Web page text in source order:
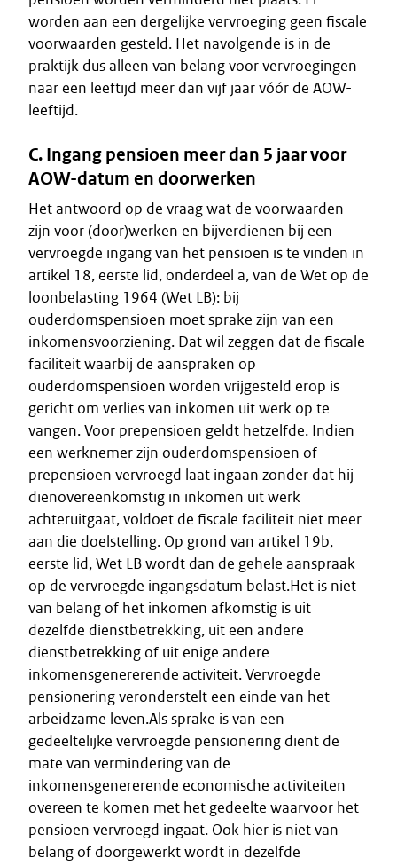
worden aan een dergelijke vervroeging geen fiscale
voorwaarden gesteld. Het navolgende is in de
praktijk dus alleen van belang voor vervroegingen
naar een leeftijd meer dan vijf jaar vóór de AOW-
leeftijd.
C. Ingang pensioen meer dan 5 jaar voor
AOW-datum en doorwerken
Het antwoord op de vraag wat de voorwaarden
zijn voor (door)werken en bijverdienen bij een
vervroegde ingang van het pensioen is te vinden in
artikel 18, eerste lid, onderdeel a, van de Wet op de
loonbelasting 1964 (Wet LB): bij
ouderdomspensioen moet sprake zijn van een
inkomensvoorziening. Dat wil zeggen dat de fiscale
faciliteit waarbij de aanspraken op
ouderdomspensioen worden vrijgesteld erop is
gericht om verlies van inkomen uit werk op te
vangen. Voor prepensioen geldt hetzelfde. Indien
een werknemer zijn ouderdomspensioen of
prepensioen vervroegd laat ingaan zonder dat hij
dienovereenkomstig in inkomen uit werk
achteruitgaat, voldoet de fiscale faciliteit niet meer
aan die doelstelling. Op grond van artikel 19b,
eerste lid, Wet LB wordt dan de gehele aanspraak
op de vervroegde ingangsdatum belast.Het is niet
van belang of het inkomen afkomstig is uit
dezelfde dienstbetrekking, uit een andere
dienstbetrekking of uit enige andere
inkomensgenererende activiteit. Vervroegde
pensionering veronderstelt een einde van het
arbeidzame leven.Als sprake is van een
gedeeltelijke vervroegde pensionering dient de
mate van vermindering van de
inkomensgenererende economische activiteiten
overeen te komen met het gedeelte waarvoor het
pensioen vervroegd ingaat. Ook hier is niet van
belang of doorgewerkt wordt in dezelfde